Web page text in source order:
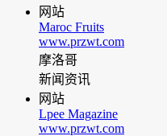
网站
Maroc Fruits
www.przwt.com
摩洛哥
新闻资讯
网站
Lpee Magazine
www.przwt.com